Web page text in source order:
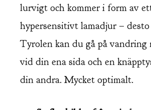
lurvigt och kommer i form av
hypersensitivt lamadjur –
Tyrolen kan du gå på vandring
vid din ena sida och en
din andra. Mycket optimalt.